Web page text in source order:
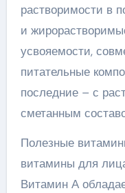
растворимости в
и
усвояемости,
питательные
последние – с
сметанным
Полезные
витамины для
Витамин А